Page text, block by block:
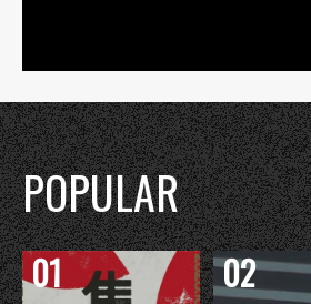
POPULAR